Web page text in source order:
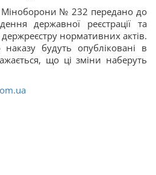
Міноборони № 232 передано до
державної реєстрації та
нормативних актів.
будуть опубліковані в
що ці зміни наберуть